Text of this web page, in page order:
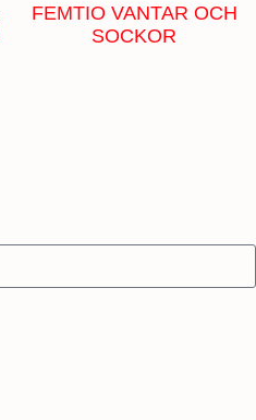
FEMTIO VANTAR OCH
SOCKOR